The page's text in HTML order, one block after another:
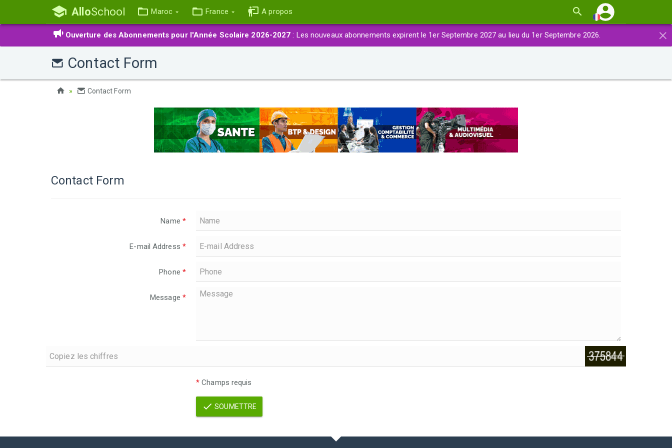
AlloSchool Maroc France A propos
×
Ouverture des Abonnements pour l'Année Scolaire 2026-2027 : Les nouveaux abonnements expirent le 1er Septembre 2027 au lieu du 1er Septembre 2026.
Contact Form
Contact Form
Contact Form
Name *
E-mail Address *
Phone *
Message *
* Champs requis
SOUMETTRE